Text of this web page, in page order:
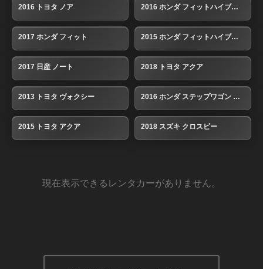
2016 トヨタ ノア 2016 ホンダ フィットハイブリッド
2017 ホンダ フィット 2015 ホンダ フィットハイブリッド
2017 日産 ノート 2018 トヨタ アクア
2013 トヨタ ヴォクシー 2016 ホンダ ステップワゴン スパーダ
2015 トヨタ アクア 2018 スズキ クロスビー
現在表示できるレンタカーがありません。